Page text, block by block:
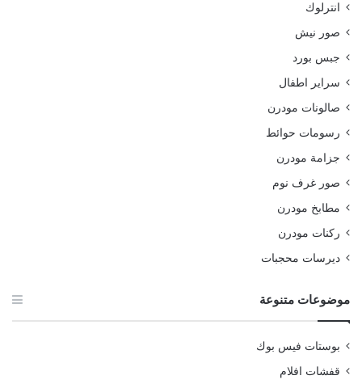
انترلوك
صور نيش
جبس بورد
سراير اطفال
صالونات مودرن
رسومات حوائط
جزامة مودرن
صور غرف نوم
مطابخ مودرن
ركنات مودرن
ديرسات محجبات
موضوعات متنوعة
بوستات فيس بوك
قفشات افلام